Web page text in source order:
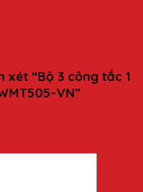
xét “Bộ 3 công tắc 1
VN”